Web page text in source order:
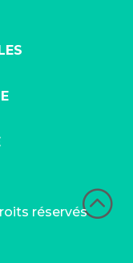
:
réservés